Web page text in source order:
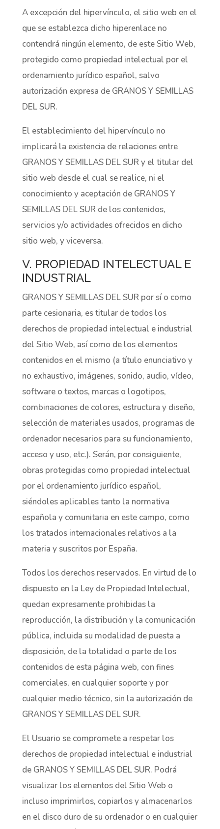
A excepción del hipervínculo, el sitio web en el
que se establezca dicho hiperenlace no
contendrá ningún elemento, de este Sitio Web,
protegido como propiedad intelectual por el
ordenamiento jurídico español, salvo
autorización expresa de GRANOS Y SEMILLAS
DEL SUR.
El establecimiento del hipervínculo no
implicará la existencia de relaciones entre
GRANOS Y SEMILLAS DEL SUR y el titular del
sitio web desde el cual se realice, ni el
conocimiento y aceptación de GRANOS Y
SEMILLAS DEL SUR de los contenidos,
servicios y/o actividades ofrecidos en dicho
sitio web, y viceversa.
V. PROPIEDAD INTELECTUAL E
INDUSTRIAL
GRANOS Y SEMILLAS DEL SUR por sí o como
parte cesionaria, es titular de todos los
derechos de propiedad intelectual e industrial
del Sitio Web, así como de los elementos
contenidos en el mismo (a título enunciativo y
no exhaustivo, imágenes, sonido, audio, vídeo,
software o textos, marcas o logotipos,
combinaciones de colores, estructura y diseño,
selección de materiales usados, programas de
ordenador necesarios para su funcionamiento,
acceso y uso, etc.). Serán, por consiguiente,
obras protegidas como propiedad intelectual
por el ordenamiento jurídico español,
siéndoles aplicables tanto la normativa
española y comunitaria en este campo, como
los tratados internacionales relativos a la
materia y suscritos por España.
Todos los derechos reservados. En virtud de lo
dispuesto en la Ley de Propiedad Intelectual,
quedan expresamente prohibidas la
reproducción, la distribución y la comunicación
pública, incluida su modalidad de puesta a
disposición, de la totalidad o parte de los
contenidos de esta página web, con fines
comerciales, en cualquier soporte y por
cualquier medio técnico, sin la autorización de
GRANOS Y SEMILLAS DEL SUR.
El Usuario se compromete a respetar los
derechos de propiedad intelectual e industrial
de GRANOS Y SEMILLAS DEL SUR. Podrá
visualizar los elementos del Sitio Web o
incluso imprimirlos, copiarlos y almacenarlos
en el disco duro de su ordenador o en cualquier